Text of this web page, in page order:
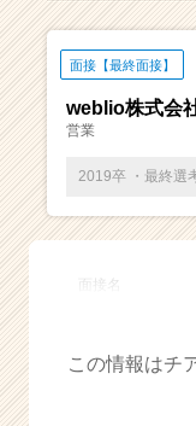
面接【最終面接】
weblio株式会
営業
2019卒 ・最終選
面接名
この情報はチ